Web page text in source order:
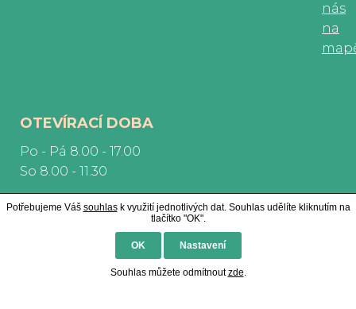
nás
na
OTEVÍRACÍ DOBA
Po - Pá 8.00 - 17.00
So 8.00 - 11.30
Potřebujeme Váš souhlask využití jednotlivých dat. Souhlas udělíte kliknutím na
tlačítko "OK".
OK Nastavení
Souhlas můžete odmítnoutzde.